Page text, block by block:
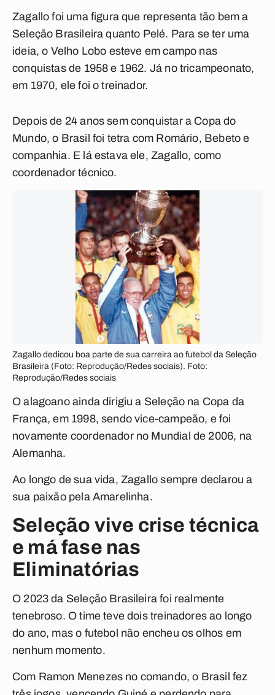
Zagallo foi uma figura que representa tão bem a
Seleção Brasileira quanto Pelé. Para se ter uma
ideia, o Velho Lobo esteve em campo nas
conquistas de 1958 e 1962. Já no tricampeonato,
em 1970, ele foi o treinador.
Depois de 24 anos sem conquistar a Copa do
Mundo, o Brasil foi tetra com Romário, Bebeto e
companhia. E lá estava ele, Zagallo, como
coordenador técnico.
Zagallo dedicou boa parte de sua carreira ao futebol da Seleção
Brasileira (Foto: Reprodução/Redes sociais). Foto:
Reprodução/Redes sociais
O alagoano ainda dirigiu a Seleção na Copa da
França, em 1998, sendo vice-campeão, e foi
novamente coordenador no Mundial de 2006, na
Alemanha.
Ao longo de sua vida, Zagallo sempre declarou a
sua paixão pela Amarelinha.
Seleção vive crise técnica
e má fase nas
Eliminatórias
O 2023 da Seleção Brasileira foi realmente
tenebroso. O time teve dois treinadores ao longo
do ano, mas o futebol não encheu os olhos em
nenhum momento.
Com Ramon Menezes no comando, o Brasil fez